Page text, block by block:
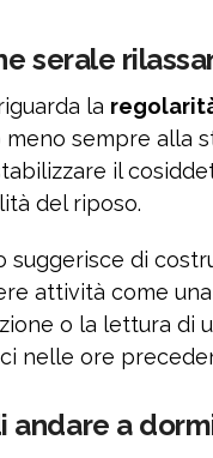
serale
la
sempre alla
il
del riposo.
suggerisce di
attività come
o la lettura di
nelle ore
andare a